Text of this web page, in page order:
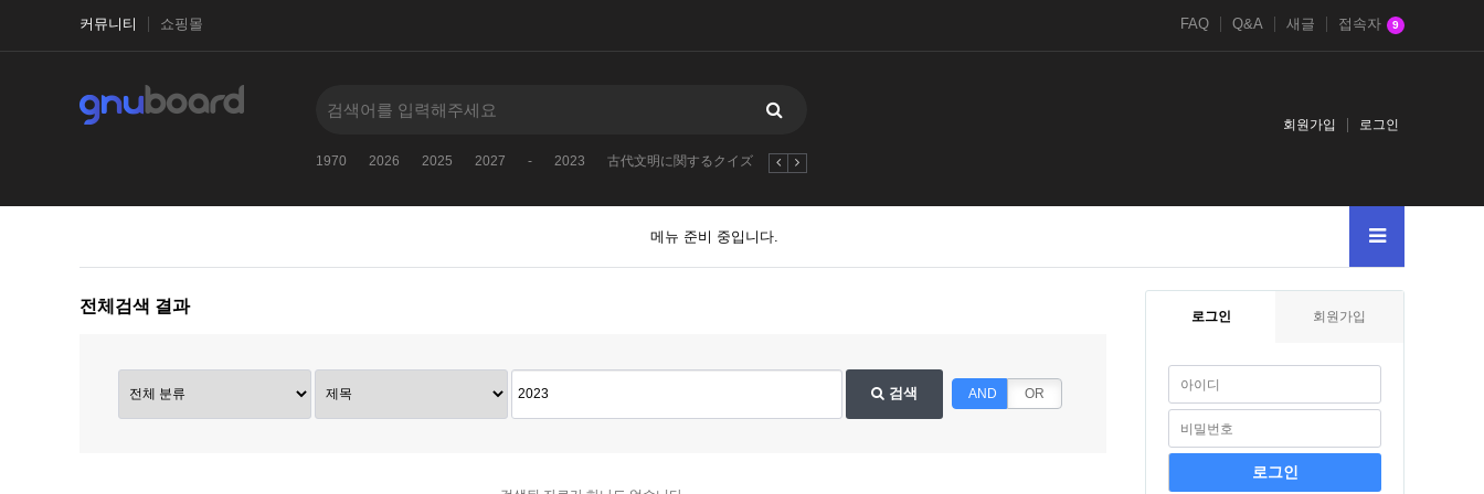
커뮤니티 쇼핑몰 FAQ Q&A 새글 접속자 9
1970 2026 2025 2027 - 2023 古代文明に関するクイズ 1970
회원가입 로그인
메뉴 준비 중입니다.
전체검색 결과
검색 AND OR
로그인 회원가입